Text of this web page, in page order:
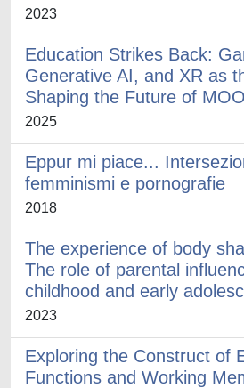
2023
Education Strikes Back:
Generative AI, and XR as
Shaping the Future of
2025
Eppur mi piace...
femminismi e pornografie
2018
The experience of body
The role of parental
childhood and early
2023
Exploring the Construct of
Functions and Working